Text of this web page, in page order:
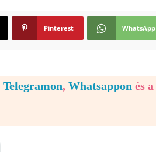
Pinterest WhatsApp
Telegramon, Whatsappon és a